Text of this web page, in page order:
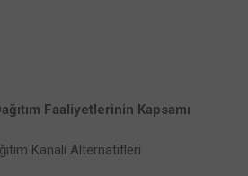
Faaliyetlerinin Kapsamı
Kanalı Alternatifleri